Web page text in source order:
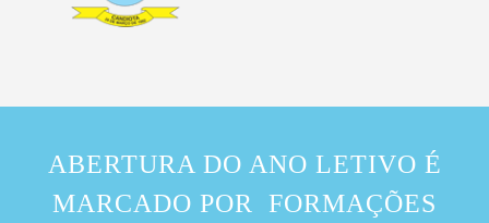
ABERTURA DO ANO LETIVO É
MARCADO POR FORMAÇÕES